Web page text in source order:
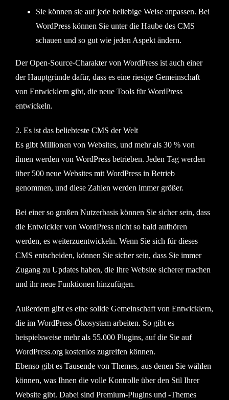
Sie können sie auf jede beliebige Weise anpassen. Bei
WordPress können Sie unter die Haube des CMS
schauen und so gut wie jeden Aspekt ändern.
Der Open-Source-Charakter von WordPress ist auch einer
der Hauptgründe dafür, dass es eine riesige Gemeinschaft
von Entwicklern gibt, die neue Tools für WordPress
entwickeln.
2. Es ist das beliebteste CMS der Welt
Es gibt Millionen von Websites, und mehr als 30 % von
ihnen werden von WordPress betrieben. Jeden Tag werden
über 500 neue Websites mit WordPress in Betrieb
genommen, und diese Zahlen werden immer größer.
Bei einer so großen Nutzerbasis können Sie sicher sein, dass
die Entwickler von WordPress nicht so bald aufhören
werden, es weiterzuentwickeln. Wenn Sie sich für dieses
CMS entscheiden, können Sie sicher sein, dass Sie immer
Zugang zu Updates haben, die Ihre Website sicherer machen
und ihr neue Funktionen hinzufügen.
Außerdem gibt es eine solide Gemeinschaft von Entwicklern,
die im WordPress-Ökosystem arbeiten. So gibt es
beispielsweise mehr als 55.000 Plugins, auf die Sie auf
WordPress.org kostenlos zugreifen können.
Ebenso gibt es Tausende von Themes, aus denen Sie wählen
können, was Ihnen die volle Kontrolle über den Stil Ihrer
Website gibt. Dabei sind Premium-Plugins und -Themes